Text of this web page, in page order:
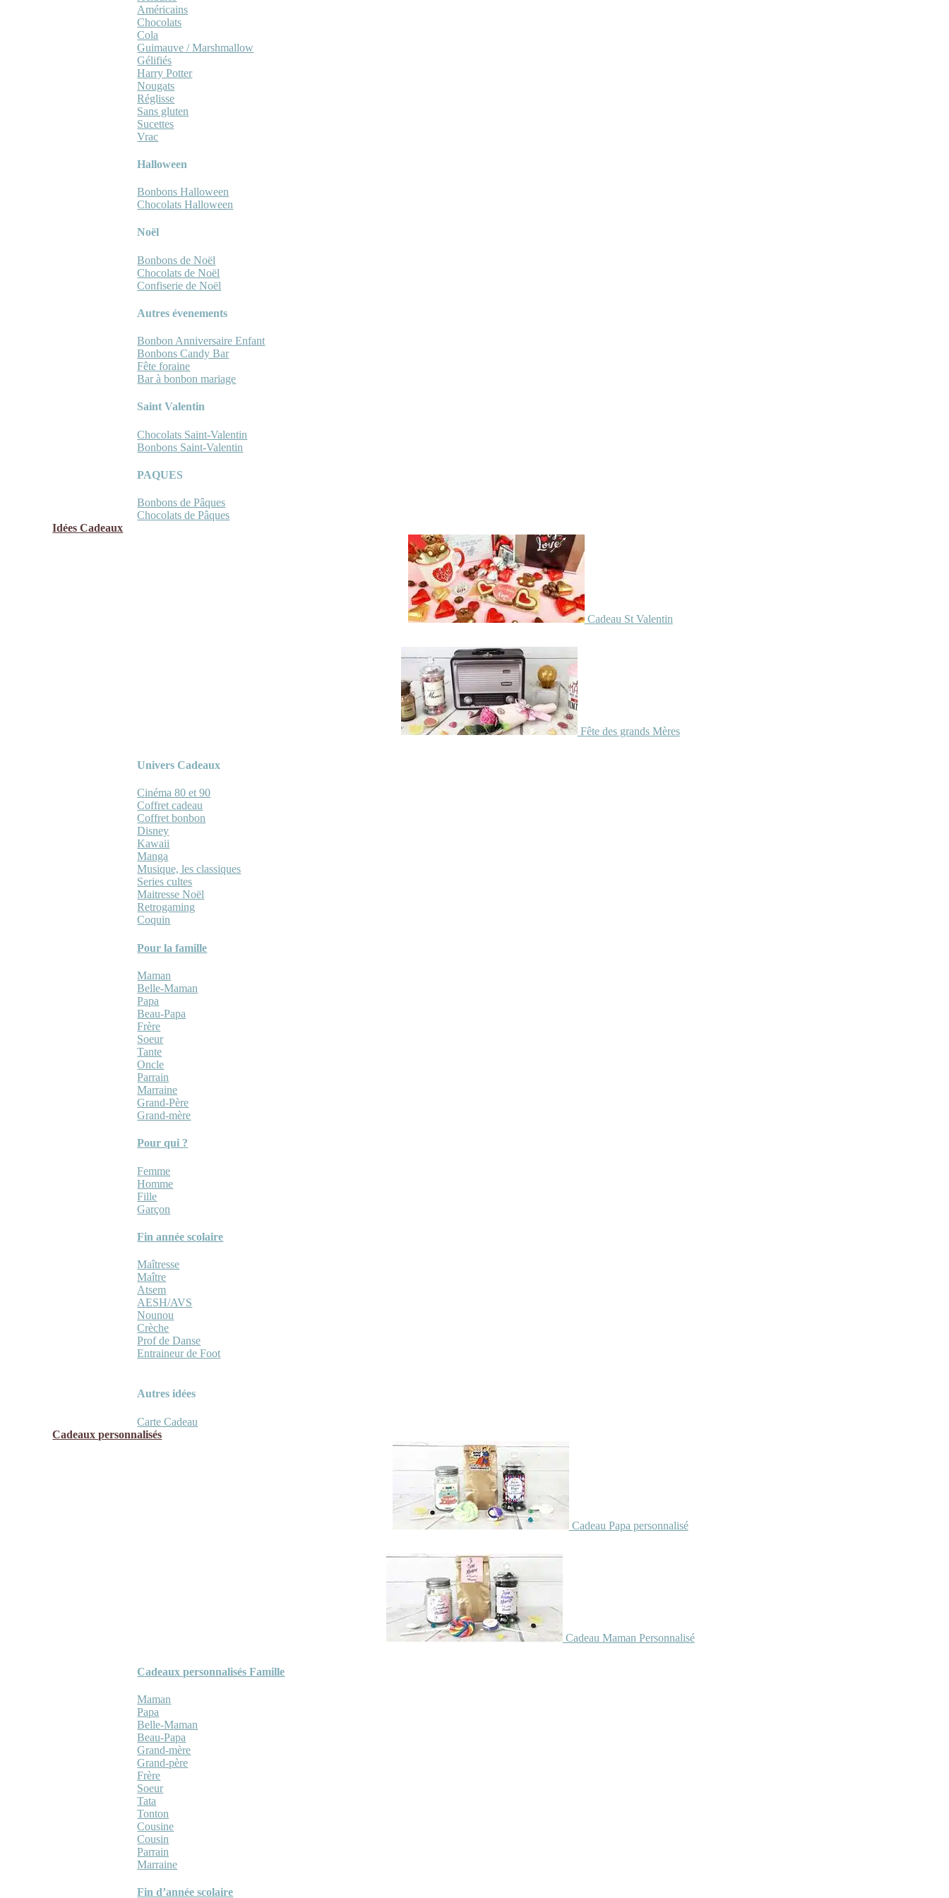
Américains
Chocolats
Cola
Guimauve / Marshmallow
Gélifiés
Harry Potter
Nougats
Réglisse
Sans gluten
Sucettes
Vrac
Halloween
Bonbons Halloween
Chocolats Halloween
Noël
Bonbons de Noël
Chocolats de Noël
Confiserie de Noël
Autres évenements
Bonbon Anniversaire Enfant
Bonbons Candy Bar
Fête foraine
Bar à bonbon mariage
Saint Valentin
Chocolats Saint-Valentin
Bonbons Saint-Valentin
PAQUES
Bonbons de Pâques
Chocolats de Pâques
Idées Cadeaux
Cadeau St Valentin
Fête des grands Mères
Univers Cadeaux
Cinéma 80 et 90
Coffret cadeau
Coffret bonbon
Disney
Kawaii
Manga
Musique, les classiques
Series cultes
Maitresse Noël
Retrogaming
Coquin
Pour la famille
Maman
Belle-Maman
Papa
Beau-Papa
Frère
Soeur
Tante
Oncle
Parrain
Marraine
Grand-Père
Grand-mère
Pour qui ?
Femme
Homme
Fille
Garçon
Fin année scolaire
Maîtresse
Maître
Atsem
AESH/AVS
Nounou
Crèche
Prof de Danse
Entraineur de Foot
Autres idées
Carte Cadeau
Cadeaux personnalisés
Cadeau Papa personnalisé
Cadeau Maman Personnalisé
Cadeaux personnalisés Famille
Maman
Papa
Belle-Maman
Beau-Papa
Grand-mère
Grand-père
Frère
Soeur
Tata
Tonton
Cousine
Cousin
Parrain
Marraine
Fin d’année scolaire